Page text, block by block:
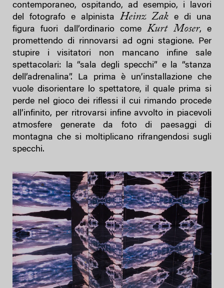
contemporaneo, ospitando, ad esempio, i lavori
del fotografo e alpinista Heinz Zak e di una
figura fuori dall’ordinario comeKurt Moser, e
promettendo di rinnovarsi ad ogni stagione. Per
stupire i visitatori non mancano infine sale
spettacolari: la “sala degli specchi” e la “stanza
dell’adrenalina”. La prima è un’installazione che
vuole disorientare lo spettatore, il quale prima si
perde nel gioco dei riflessi il cui rimando procede
all’infinito, per ritrovarsi infine avvolto in piacevoli
atmosfere generate da foto di paesaggi di
montagna che si moltiplicano rifrangendosi sugli
specchi.